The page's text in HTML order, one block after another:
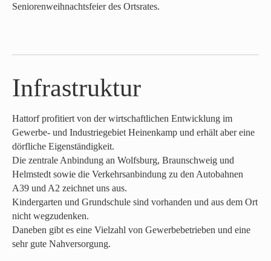
Seniorenweihnachtsfeier des Ortsrates.
Infrastruktur
Hattorf profitiert von der wirtschaftlichen Entwicklung im
Gewerbe- und Industriegebiet Heinenkamp und erhält aber eine
dörfliche Eigenständigkeit.
Die zentrale Anbindung an Wolfsburg, Braunschweig und
Helmstedt sowie die Verkehrsanbindung zu den Autobahnen
A39 und A2 zeichnet uns aus.
Kindergarten und Grundschule sind vorhanden und aus dem Ort
nicht wegzudenken.
Daneben gibt es eine Vielzahl von Gewerbebetrieben und eine
sehr gute Nahversorgung.